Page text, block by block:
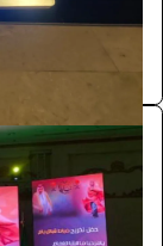
الفعاليات والحفلات
181.5